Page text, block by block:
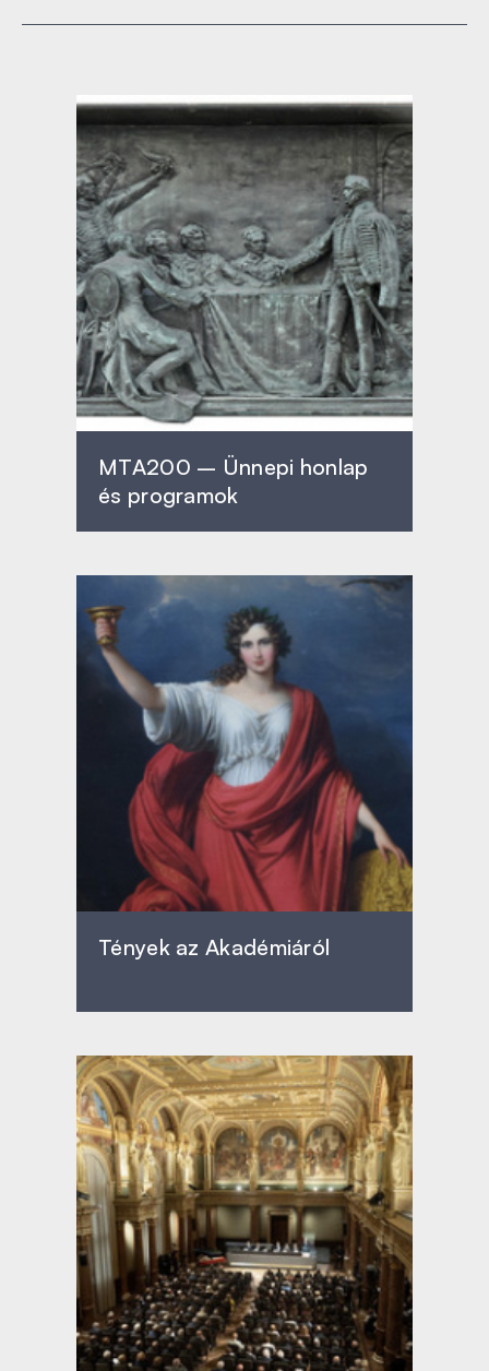
MTA200 – Ünnepi honlap
és programok
Tények az Akadémiáról